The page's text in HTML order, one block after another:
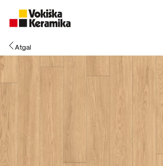
Atgal
Meniu
Plytelės
Boen parketlentės
Specialūs pasiūlymai